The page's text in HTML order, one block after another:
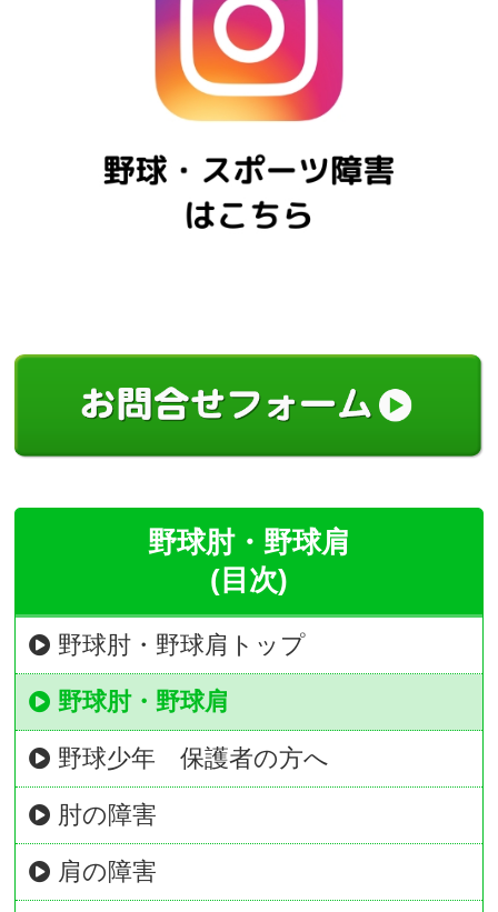
野球肘・野球肩
(目次)
野球肘・野球肩トップ
野球肘・野球肩
野球少年 保護者の方へ
肘の障害
肩の障害